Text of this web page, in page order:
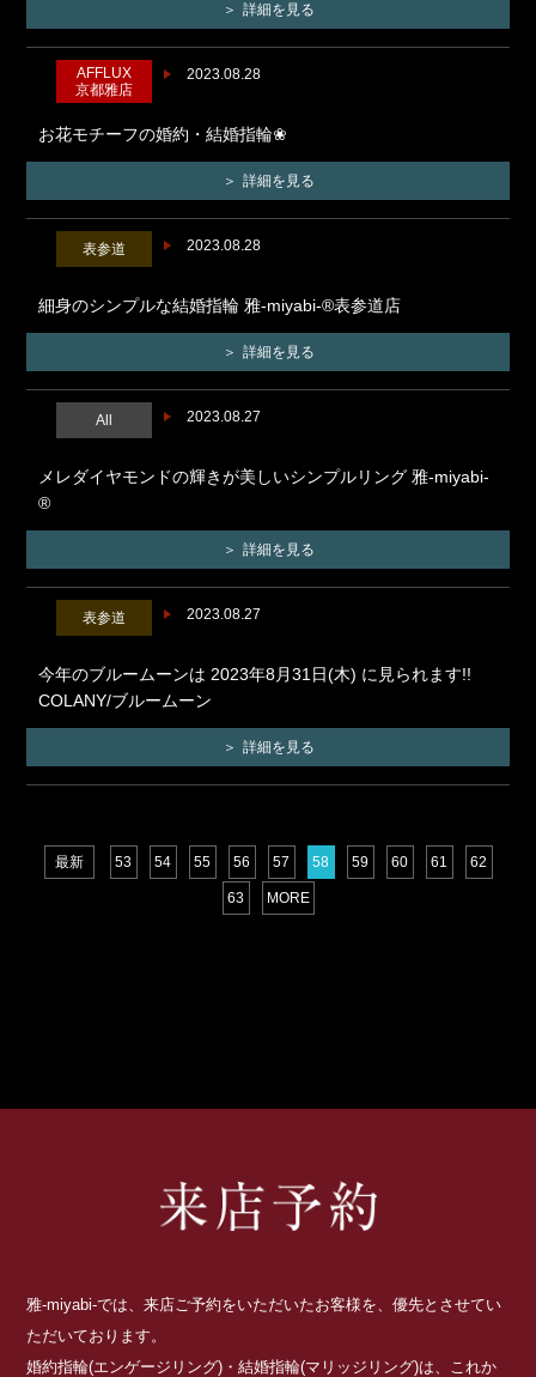
詳細を見る
2023.08.28
AFFLUX
京都雅店
お花モチーフの婚約・結婚指輪❀
詳細を見る
2023.08.28
表参道
細身のシンプルな結婚指輪 雅-miyabi-®表参道店
詳細を見る
2023.08.27
All
メレダイヤモンドの輝きが美しいシンプルリング 雅-miyabi-
®
詳細を見る
2023.08.27
表参道
今年のブルームーンは 2023年8月31日(木) に見られます!!
COLANY/ブルームーン
詳細を見る
最新 53 54 55 56 57 58 59 60 61 62
63 MORE
雅-miyabi-では、来店ご予約をいただいたお客様を、優先とさせてい
ただいております。
婚約指輪(エンゲージリング)・結婚指輪(マリッジリング)は、これか